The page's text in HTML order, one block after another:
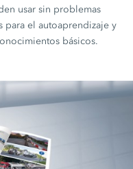
usar sin problemas
para el autoaprendizaje y
básicos.